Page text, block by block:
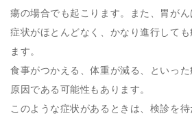
瘍の場合でも起こります。また、胃が
症状がほとんどなく、かなり進行して
ます。
食事がつかえる、体重が減る、といっ
原因である可能性もあります。
このような症状があるときは、検診を